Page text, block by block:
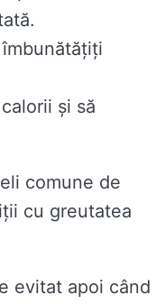
și să
comune de
cu greutatea
evitat apoi când